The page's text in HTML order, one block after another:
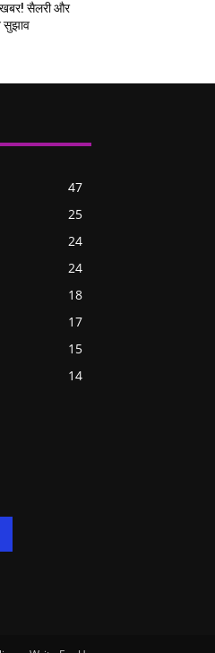
खबर! सैलरी और
सुझाव
47
25
24
24
18
17
15
14